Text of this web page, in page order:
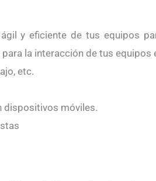
y eficiente de tus equipos
la interacción de tus
etc.
dispositivos móviles.